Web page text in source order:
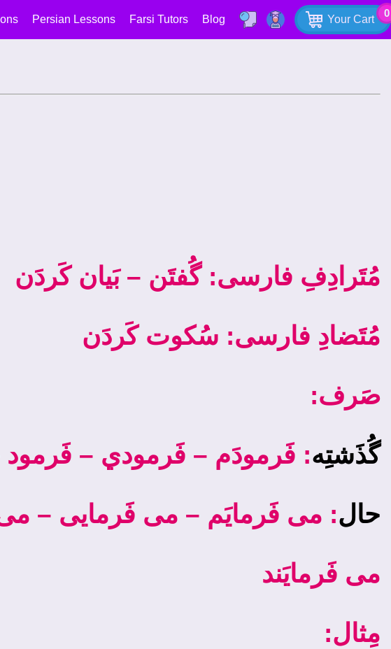
Your Cart
0
Persian Lessons Farsi Tutors Blog
مُتَرادِفِ فارسی: گُفتَن – بَيان کَردَن
مُتَضادِ فارسی: سُکوت کَردَن
:صَرف
گُذَشتِه: فَرمودَم – فَرمودي – فَرمود
حال: می ­فَرمایَم – می ­فَرمایی – می
می ­فَرمایَند
:مِثال